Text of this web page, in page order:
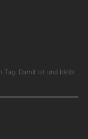
Tag. Damit ist und bleibt